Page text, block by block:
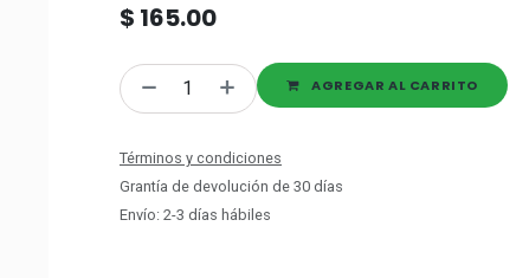
$ 165.00
AGREGAR AL CARRITO
Términos y condiciones
Grantía de devolución de 30 días
Envío: 2-3 días hábiles